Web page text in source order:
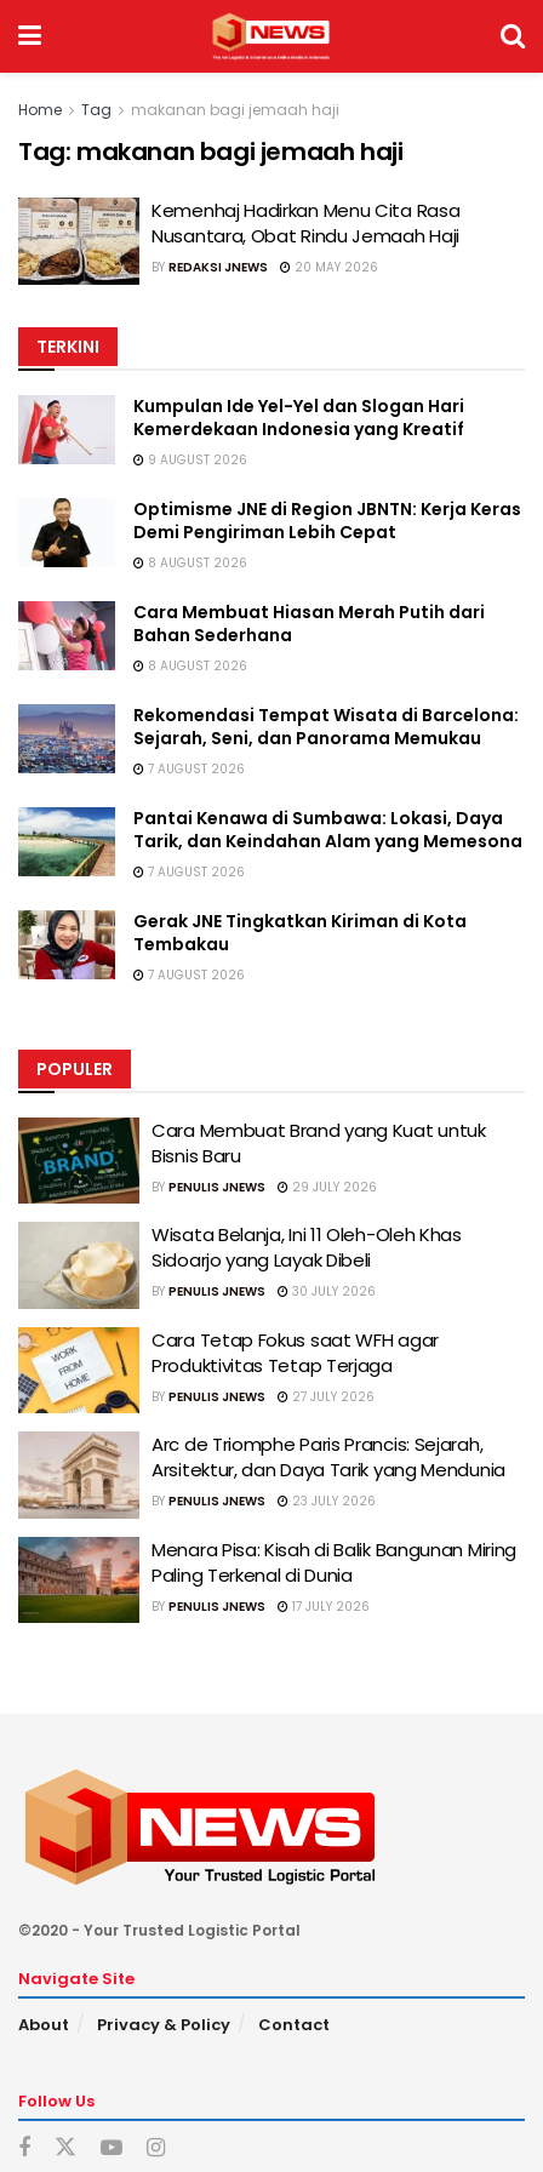
Home Tag makanan bagi jemaah haji
Tag: makanan bagi jemaah haji
Kemenhaj Hadirkan Menu Cita Rasa
Nusantara, Obat Rindu Jemaah Haji
BY REDAKSI JNEWS 20 MAY 2026
TERKINI
Kumpulan Ide Yel-Yel dan Slogan Hari
Kemerdekaan Indonesia yang Kreatif
9 AUGUST 2026
Optimisme JNE di Region JBNTN: Kerja Keras
Demi Pengiriman Lebih Cepat
8 AUGUST 2026
Cara Membuat Hiasan Merah Putih dari
Bahan Sederhana
8 AUGUST 2026
Rekomendasi Tempat Wisata di Barcelona:
Sejarah, Seni, dan Panorama Memukau
7 AUGUST 2026
Pantai Kenawa di Sumbawa: Lokasi, Daya
Tarik, dan Keindahan Alam yang Memesona
7 AUGUST 2026
Gerak JNE Tingkatkan Kiriman di Kota
Tembakau
7 AUGUST 2026
POPULER
Cara Membuat Brand yang Kuat untuk
Bisnis Baru
BY PENULIS JNEWS 29 JULY 2026
Wisata Belanja, Ini 11 Oleh-Oleh Khas
Sidoarjo yang Layak Dibeli
BY PENULIS JNEWS 30 JULY 2026
Cara Tetap Fokus saat WFH agar
Produktivitas Tetap Terjaga
BY PENULIS JNEWS 27 JULY 2026
Arc de Triomphe Paris Prancis: Sejarah,
Arsitektur, dan Daya Tarik yang Mendunia
BY PENULIS JNEWS 23 JULY 2026
Menara Pisa: Kisah di Balik Bangunan Miring
Paling Terkenal di Dunia
BY PENULIS JNEWS 17 JULY 2026
©2020 - Your Trusted Logistic Portal
Navigate Site
About
Privacy & Policy Contact
Follow Us